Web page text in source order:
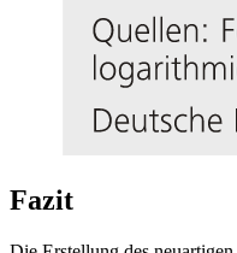
Fazit